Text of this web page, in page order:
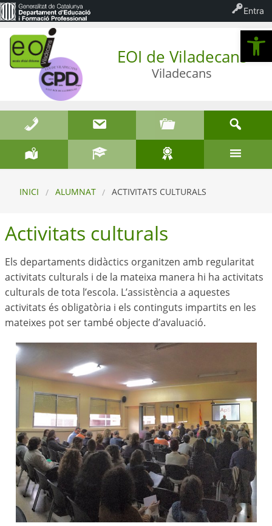
EOI de Viladecans
Viladecans
INICI ALUMNAT ACTIVITATS CULTURALS
Activitats culturals
Els departaments didàctics organitzen amb regularitat
activitats culturals i de la mateixa manera hi ha activitats
culturals de tota l’escola. L’assistència a aquestes
activitats és obligatòria i els continguts impartits en les
mateixes pot ser també objecte d’avaluació.
Entra